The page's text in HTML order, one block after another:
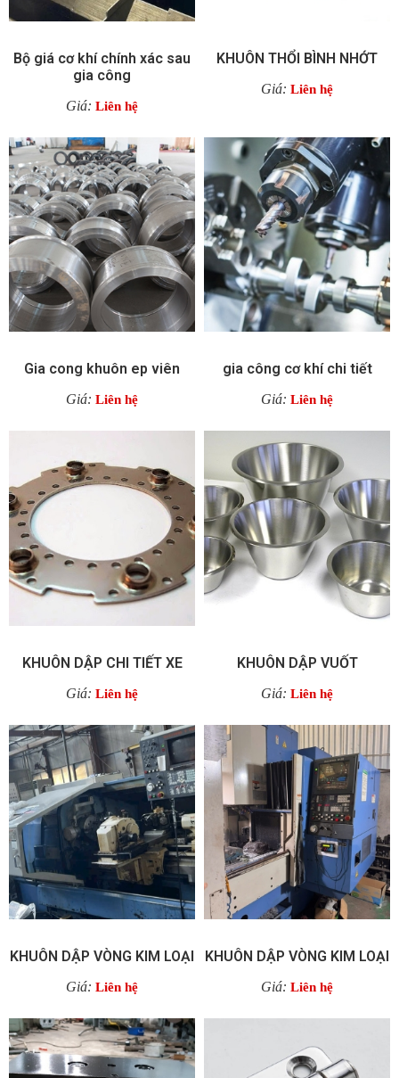
Bộ giá cơ khí chính xác sau
gia công
Giá: Liên hệ
KHUÔN THỔI BÌNH NHỚT
Giá: Liên hệ
Gia cong khuôn ep viên
Giá: Liên hệ
gia công cơ khí chi tiết
Giá: Liên hệ
KHUÔN DẬP CHI TIẾT XE
Giá: Liên hệ
KHUÔN DẬP VUỐT
Giá: Liên hệ
KHUÔN DẬP VÒNG KIM LOẠI
Giá: Liên hệ
KHUÔN DẬP VÒNG KIM LOẠI
Giá: Liên hệ